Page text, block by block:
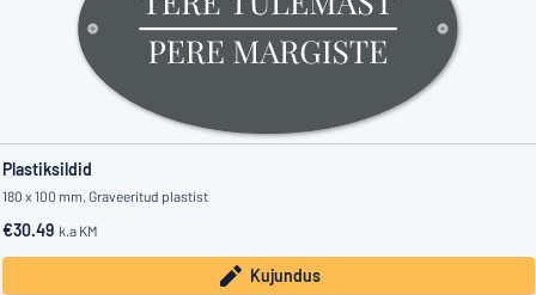
Plastiksildid
180 x 100 mm, Graveeritud plastist
€30.49 k.a KM
Kujundus